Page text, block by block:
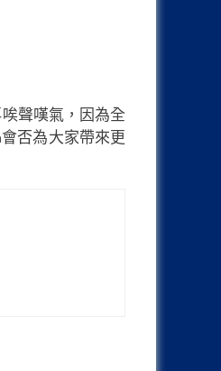
唉聲嘆氣，因為全
否為大家帶來更